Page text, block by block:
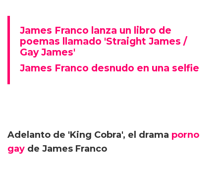
James Franco lanza un libro de
poemas llamado 'Straight James /
Gay James'
James Franco desnudo en una selfie
Adelanto de 'King Cobra', el drama porno
gay de James Franco